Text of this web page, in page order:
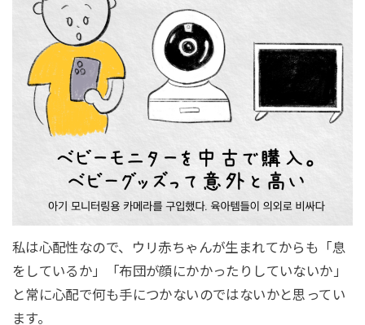
私は心配性なので、ウリ赤ちゃんが生まれてからも「息
をしているか」「布団が顔にかかったりしていないか」
と常に心配で何も手につかないのではないかと思ってい
ます。